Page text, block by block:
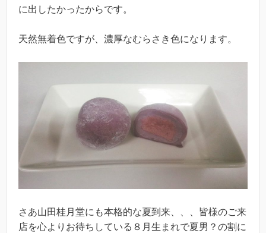
に出したかったからです。
天然無着色ですが、濃厚なむらさき色になります。
さあ山田桂月堂にも本格的な夏到来、、、皆様のご来
店を心よりお待ちしている８月生まれで夏男？の割に